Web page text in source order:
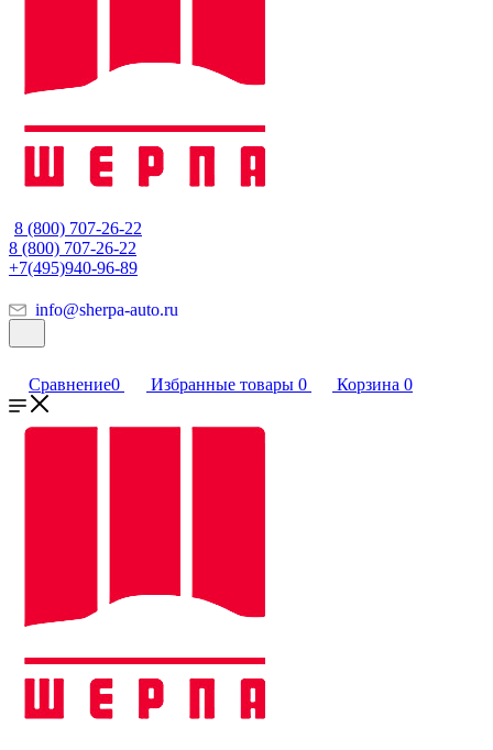
8 (800) 707-26-22
8 (800) 707-26-22
+7(495)940-96-89
info@sherpa-auto.ru
Сравнение0 Избранные товары 0 Корзина 0